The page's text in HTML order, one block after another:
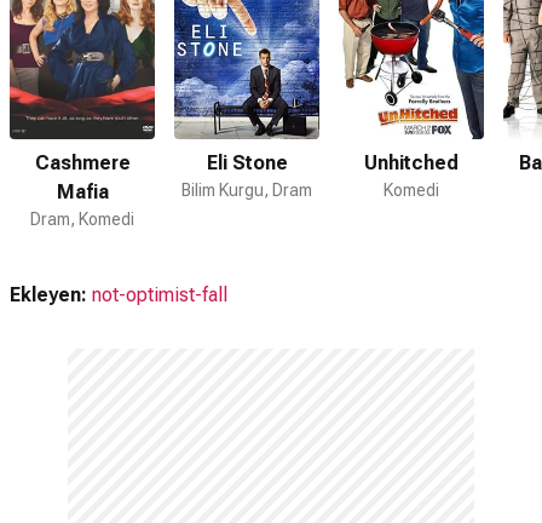
Cashmere
Mafia
Dram, Komedi
Eli Stone
Bilim Kurgu, Dram
Unhitched
Komedi
Ekleyen: not-optimist-fall